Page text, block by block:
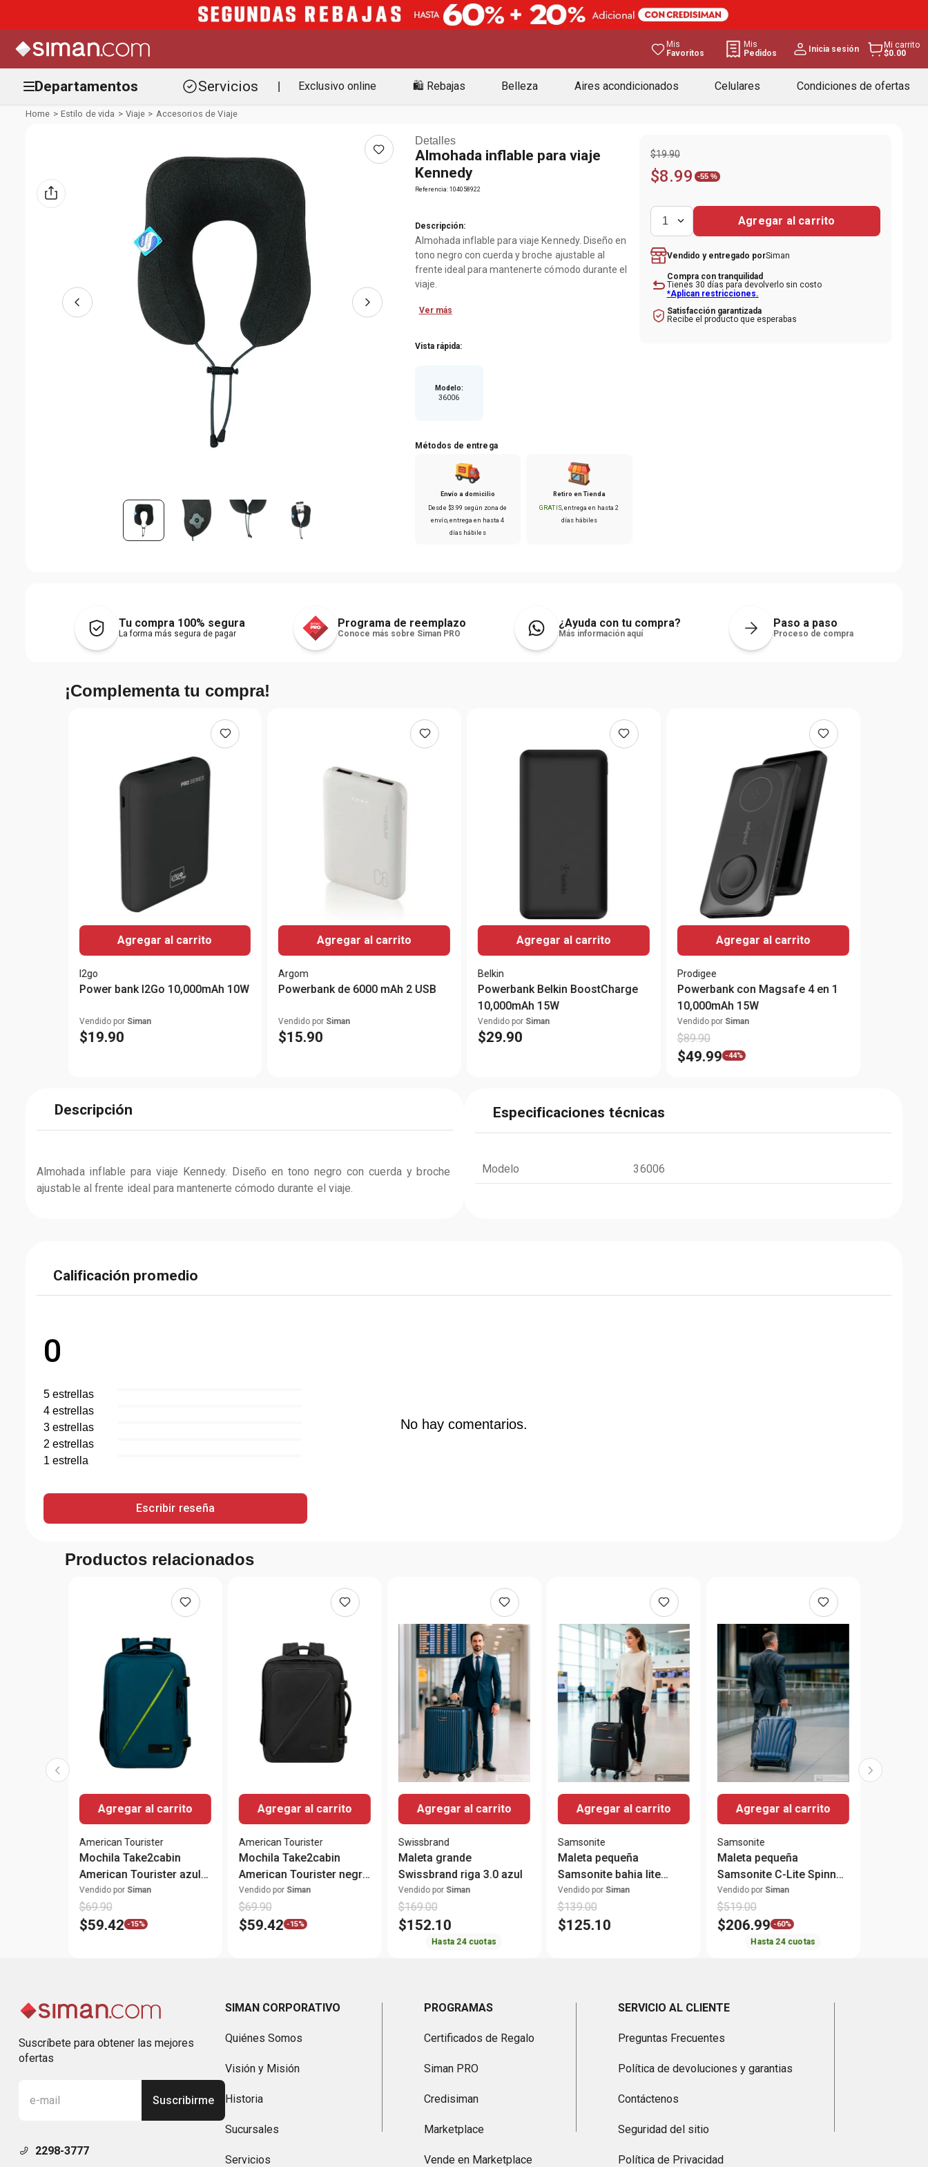
Mis
Favoritos
Mis
Pedidos
Inicia sesión
Mi carrito
$0.00
Departamentos Servicios Exclusivo online 🛍️ Rebajas Belleza Aires acondicionados Celulares Condiciones de ofertas
Estilo de vida Viaje Accesorios de Viaje
Detalles
Almohada inflable para viaje
Kennedy
Referencia: 104058922
Descripción:
Almohada inflable para viaje Kennedy. Diseño en
tono negro con cuerda y broche ajustable al
frente ideal para mantenerte cómodo durante el
viaje.
Ver más
Vista rápida:
Modelo:
36006
Métodos de entrega
Envío a domicilio
Desde $3.99 según zona de
envío, entrega en hasta4
días hábiles
Retiro en Tienda
GRATIS, entrega en hasta2
días hábiles
$19.90
$8.99 -55 %
1 Agregar al carrito
Vendido y entregado porSiman
Compra con tranquilidad
Tienes 30 días para devolverlo sin costo
*Aplican restricciones.
Satisfacción garantizada
Recibe el producto que esperabas
Tu compra 100% segura
La forma más segura de pagar
Programa de reemplazo
Conoce más sobre Siman PRO
¿Ayuda con tu compra?
Más información aquí
Paso a paso
Proceso de compra
¡Complementa tu compra!
Agregar al carrito
I2go
Power bank I2Go 10,000mAh 10W
Vendido por Siman
$19.90
Agregar al carrito
Argom
Powerbank de 6000 mAh 2 USB
Vendido por Siman
$15.90
Agregar al carrito
Belkin
Powerbank Belkin BoostCharge
10,000mAh 15W
Vendido por Siman
$29.90
Agregar al carrito
Prodigee
Powerbank con Magsafe 4 en 1
10,000mAh 15W
Vendido por Siman
$89.90
$49.99 -44%
Descripción
Almohada inflable para viaje Kennedy. Diseño en tono negro con cuerda y broche
ajustable al frente ideal para mantenerte cómodo durante el viaje.
Especificaciones técnicas
Modelo 36006
Calificación promedio
0
5 estrellas
4 estrellas
3 estrellas
2 estrellas
1 estrella
Escribir reseña
No hay comentarios.
Productos relacionados
Agregar al carrito
American Tourister
Mochila Take2cabin
American Tourister azul
M 38L
Vendido por Siman
$69.90
$59.42 -15%
Agregar al carrito
American Tourister
Mochila Take2cabin
American Tourister negra
M 38L
Vendido por Siman
$69.90
$59.42 -15%
Agregar al carrito
Swissbrand
Maleta grande
Swissbrand riga 3.0 azul
Vendido por Siman
$169.00
$152.10
Hasta24 cuotas
Agregar al carrito
Samsonite
Maleta pequeña
Samsonite bahia lite
negra
Vendido por Siman
$139.00
$125.10
Agregar al carrito
Samsonite
Maleta pequeña
Samsonite C-Lite Spinner
navy
Vendido por Siman
$519.00
$206.99 -60%
Hasta24 cuotas
Suscríbete para obtener las mejores
ofertas
Suscribirme
2298-3777
SIMAN CORPORATIVO
Quiénes Somos
Visión y Misión
Historia
Sucursales
Servicios
PROGRAMAS
Certificados de Regalo
Siman PRO
Credisiman
Marketplace
Vende en Marketplace
SERVICIO AL CLIENTE
Preguntas Frecuentes
Política de devoluciones y garantias
Contáctenos
Seguridad del sitio
Política de Privacidad